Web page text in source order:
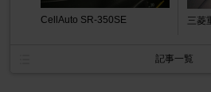
CellAuto SR-350SE 三菱
記事一覧